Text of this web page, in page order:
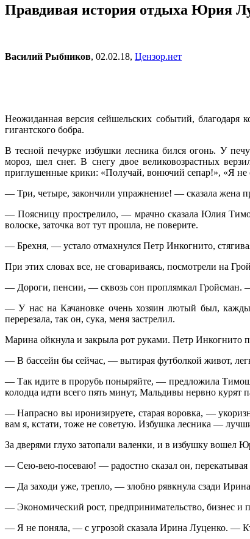
Правдивая история отдыха Юрия
Василий Рыбников, 02.02.18, Цензор.нет
Неожиданная версия сейшельских событий, благодаря
гигантского бобра.
В тесной печурке избушки лесника бился огонь. У
мороз, шел снег. В снегу двое великовозрастных
приглушенные крики: «Получай, вонючий сепар!», «Я
— Три, четыре, закончили упражнение! — сказала жена
— Поясницу прострелило, — мрачно сказала Юлия
волоске, заточка вот тут прошла, не поверите.
— Брехня, — устало отмахнулся Петр Инкогнито,
При этих словах все, не сговариваясь, посмотрели на
— Дороги, пенсии, — сквозь сон проплямкал Гройсман.
— У нас на Качановке очень хозяин лютый был,
перерезала, так он, сука, меня застрелил.
Марина ойкнула и закрыла рот руками. Петр Инкогнито
— В бассейн бы сейчас, — вытирая футболкой живот,
— Так идите в прорубь поныряйте, — предложила
колодца идти всего пять минут, Мальдивы нервно курят
— Напрасно вы иронизируете, старая воровка, —
вам я, кстати, тоже не советую. Избушка лесника —
За дверями глухо затопали валенки, и в избушку вошел
— Сею-вею-посеваю! — радостно сказал он, перекатывая
— Да заходи уже, трепло, — злобно рявкнула сзади
— Экономический рост, предпринимательство, бизнес и
— Я не поняла, — с угрозой сказала Ирина Луценко. —